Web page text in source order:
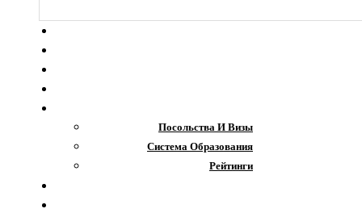
Посольства И Визы
Система Образования
Рейтинги